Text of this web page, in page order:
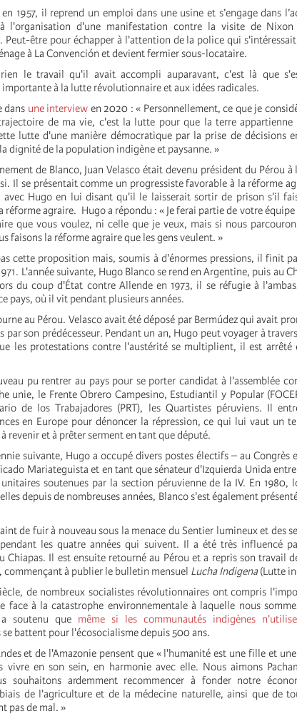
1957, il reprend un emploi dans une usine et s’engage dans
l'organisation d'une manifestation contre la visite de
Peut-être pour échapper à l'attention de la police qui
à La Convención et devient fermier sous-locataire.
le travail qu'il avait accompli auparavant, c'est là que
à la lutte révolutionnaire et aux idées radicales.
dans une interview en 2020 : « Personnellement, ce que je
de ma vie, c'est la lutte pour que la terre
lutte d'une manière démocratique par la prise de décisions
dignité de la population indigène et paysanne. »
de Blanco, Juan Velasco était devenu président du Pérou
Il se présentait comme un progressiste favorable à la réforme
avec Hugo en lui disant qu'il le laisserait sortir de prison s'il
réforme agraire. Hugo a répondu : « Je ferai partie de votre
que vous voulez, ni celle que je veux, mais si nous
faisons la réforme agraire que les gens veulent. »
cette proposition mais, soumis à d'énormes pressions, il finit
L'année suivante, Hugo Blanco se rend en Argentine, puis au
du coup d'État contre Allende en 1973, il se réfugie à
pays, où il vit pendant plusieurs années.
au Pérou. Velasco avait été déposé par Bermúdez qui avait
par son prédécesseur. Pendant un an, Hugo peut voyager à
les protestations contre l'austérité se multiplient, il est arrêté
pu rentrer au pays pour se porter candidat à l'assemblée
unie, le Frente Obrero Campesino, Estudiantil y Popular
de los Trabajadores (PRT), les Quartistes péruviens. Il
en Europe pour dénoncer la répression, ce qui lui vaut un
revenir et à prêter serment en tant que député.
suivante, Hugo a occupé divers postes électifs – au Congrès
Mariateguista et en tant que sénateur d'Izquierda Unida
soutenues par la section péruvienne de la IV. En 1980,
depuis de nombreuses années, Blanco s'est également
de fuir à nouveau sous la menace du Sentier lumineux et des
les quatre années qui suivent. Il a été très influencé
Chiapas. Il est ensuite retourné au Pérou et a repris son travail
commençant à publier le bulletin mensuel Lucha Indigena(Lutte
de nombreux socialistes révolutionnaires ont compris
face à la catastrophe environnementale à laquelle nous
soutenu que même si les communautés indigènes
se battent pour l'écosocialisme depuis 500 ans.
et de l'Amazonie pensent que « l'humanité est une fille et
vivre en son sein, en harmonie avec elle. Nous aimons
souhaitons ardemment recommencer à fonder notre
de l'agriculture et de la médecine naturelle, ainsi que de
pas de mal. »